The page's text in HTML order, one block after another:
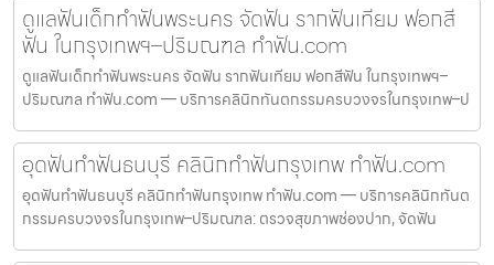
ดูแลฟันเด็กทำฟันพระนคร จัดฟัน รากฟันเทียม ฟอกสี
ฟัน ในกรุงเทพฯ–ปริมณฑล ทำฟัน.com
ดูแลฟันเด็กทำฟันพระนคร จัดฟัน รากฟันเทียม ฟอกสีฟัน ในกรุงเทพฯ–
ปริมณฑล ทำฟัน.com — บริการคลินิกทันตกรรมครบวงจรในกรุงเทพ–ป
อุดฟันทำฟันธนบุรี คลินิกทำฟันกรุงเทพ ทำฟัน.com
อุดฟันทำฟันธนบุรี คลินิกทำฟันกรุงเทพ ทำฟัน.com — บริการคลินิกทันต
กรรมครบวงจรในกรุงเทพ–ปริมณฑล: ตรวจสุขภาพช่องปาก, จัดฟัน